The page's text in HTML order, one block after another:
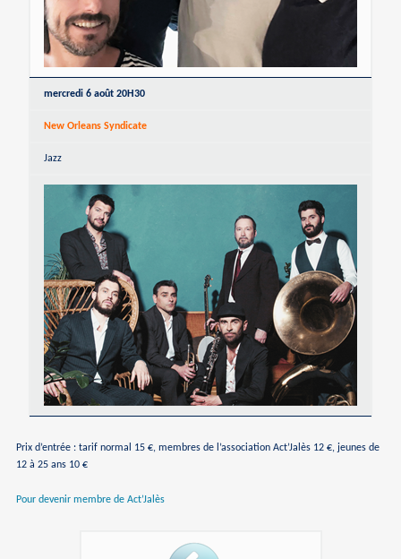
mercredi 6 août 20H30
New Orleans Syndicate
Jazz
Prix d’entrée : tarif normal 15 €, membres de l’association Act’Jalès 12 €, jeunes de
12 à 25 ans 10 €
Pour devenir membre de Act’Jalès